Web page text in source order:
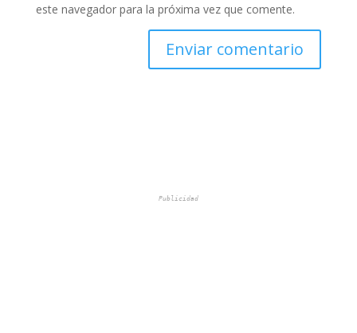
este navegador para la próxima vez que comente.
Publicidad